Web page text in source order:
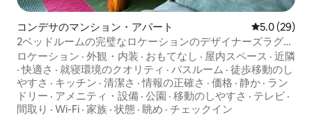
コンデサのマンション・アパート レビュー29
5.0 (29)
2ベッドルームの完璧なロケーションのデザイナーズラグジ
ュアリー
ロケーション · 外観・内装 · おもてなし · 屋内スペース · 近隣
·快適さ · 就寝環境のクオリティ · バスルーム · 徒歩移動のし
やすさ · キッチン · 清潔さ ·情報の正確さ · 価格 · 静か · ラン
ドリー · アメニティ・設備 · 公園 · 移動のしやすさ · テレビ ·
間取り · Wi-Fi · 家族 · 状態 · 眺め · チェックイン